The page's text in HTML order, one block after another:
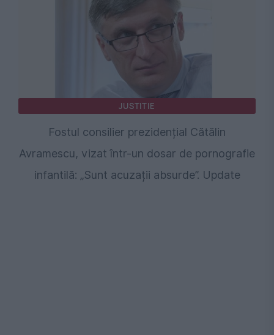
JUSTITIE
Fostul consilier prezidențial Cătălin
Avramescu, vizat într-un dosar de pornografie
infantilă: „Sunt acuzații absurde”. Update